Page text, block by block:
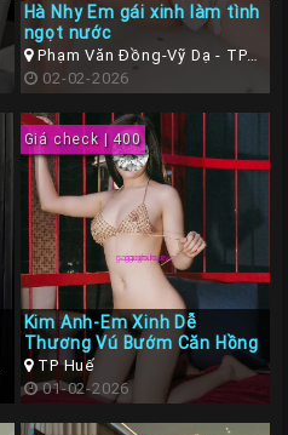
Hà Nhy Em gái xinh làm tình
ngọt nước
Phạm Văn Đồng-Vỹ Dạ - TP
Huế ( Thừa Thiên Huế )
02-02-2026
Giá check | 400
Kim Anh-Em Xinh Dễ
Thương Vú Bướm Căn Hồng
TP Huế
01-02-2026